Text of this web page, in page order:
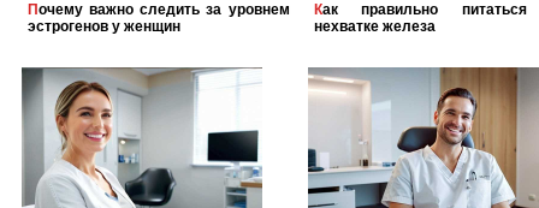
Почему важно следить за уровнем
эстрогенов у женщин
Как правильно питаться при
нехватке железа